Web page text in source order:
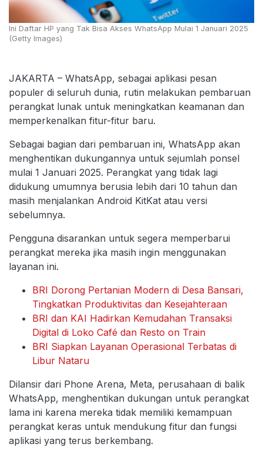
Ini Daftar HP yang Tak Bisa Akses WhatsApp Mulai 1 Januari 2025
(Getty Images)
JAKARTA – WhatsApp, sebagai aplikasi pesan
populer di seluruh dunia, rutin melakukan pembaruan
perangkat lunak untuk meningkatkan keamanan dan
memperkenalkan fitur-fitur baru.
Sebagai bagian dari pembaruan ini, WhatsApp akan
menghentikan dukungannya untuk sejumlah ponsel
mulai 1 Januari 2025. Perangkat yang tidak lagi
didukung umumnya berusia lebih dari 10 tahun dan
masih menjalankan Android KitKat atau versi
sebelumnya.
Pengguna disarankan untuk segera memperbarui
perangkat mereka jika masih ingin menggunakan
layanan ini.
BRI Dorong Pertanian Modern di Desa Bansari,
Tingkatkan Produktivitas dan Kesejahteraan
BRI dan KAI Hadirkan Kemudahan Transaksi
Digital di Loko Café dan Resto on Train
BRI Siapkan Layanan Operasional Terbatas di
Libur Nataru
Dilansir dari Phone Arena, Meta, perusahaan di balik
WhatsApp, menghentikan dukungan untuk perangkat
lama ini karena mereka tidak memiliki kemampuan
perangkat keras untuk mendukung fitur dan fungsi
aplikasi yang terus berkembang.